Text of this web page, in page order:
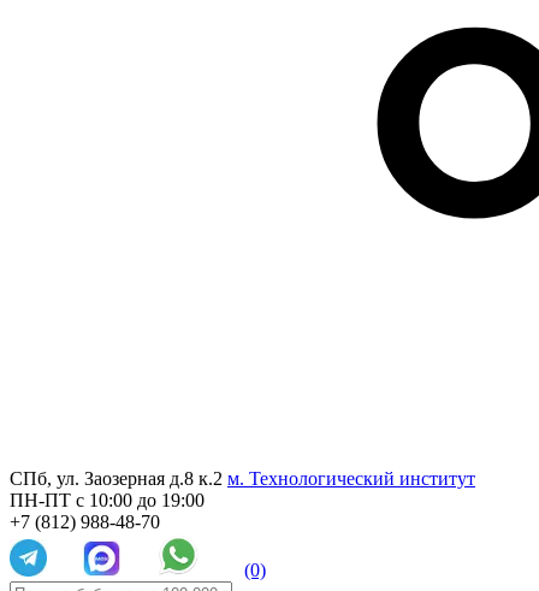
СПб, ул. Заозерная д.8 к.2 м. Технологический институт
ПН-ПТ с 10:00 до 19:00
+7 (812) 988-48-70
(0)